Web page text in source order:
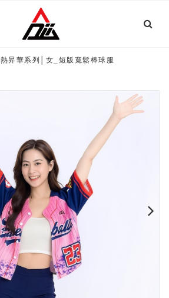
熱昇華系列│女_短版寬鬆棒球服